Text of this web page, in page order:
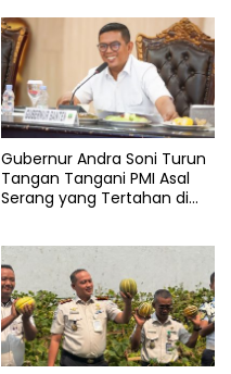
Gubernur Andra Soni Turun
Tangan Tangani PMI Asal
Serang yang Tertahan di